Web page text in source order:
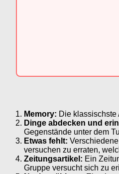
Memory: Die klassischste
Dinge abdecken und
Gegenstände unter dem
Etwas fehlt:
versuchen zu erraten,
Zeitungsartikel: Ein
Gruppe versucht sich zu